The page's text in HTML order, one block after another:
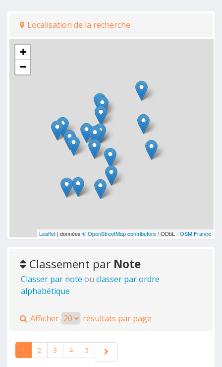
Localisation de la recherche
+
−
Leaflet| données © OpenStreetMap contributors / ODbL - OSM France
Classement par Note
Classer par note ou classer par ordre
alphabétique
Afficher résultats par page
1 2 3 4 5